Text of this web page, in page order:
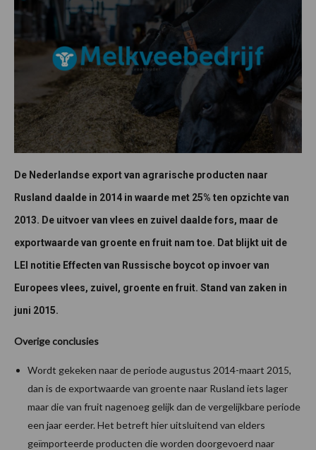
De Nederlandse export van agrarische producten naar
Rusland daalde in 2014 in waarde met 25% ten opzichte van
2013. De uitvoer van vlees en zuivel daalde fors, maar de
exportwaarde van groente en fruit nam toe. Dat blijkt uit de
LEI notitie Effecten van Russische boycot op invoer van
Europees vlees, zuivel, groente en fruit. Stand van zaken in
juni 2015.
Overige conclusies
Wordt gekeken naar de periode augustus 2014-maart 2015,
dan is de exportwaarde van groente naar Rusland iets lager
maar die van fruit nagenoeg gelijk dan de vergelijkbare periode
een jaar eerder. Het betreft hier uitsluitend van elders
geïmporteerde producten die worden doorgevoerd naar